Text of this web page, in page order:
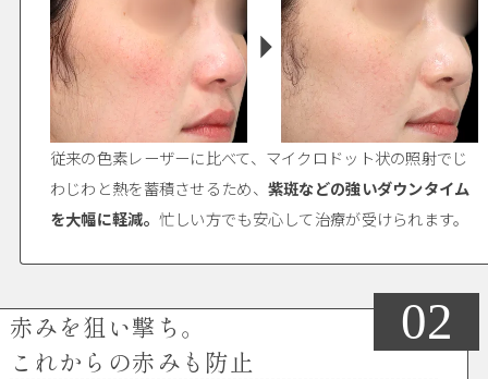
従来の色素レーザーに比べて、マイクロドット状の照射でじ
わじわと熱を蓄積させるため、 紫斑などの強いダウンタイム
を大幅に軽減。 忙しい方でも安心して治療が受けられます。
02
赤みを狙い撃ち。
これからの赤みも防止